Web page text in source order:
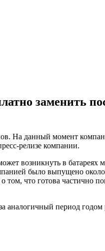
заменить
На данный момент
релизе компании.
возникнуть в батареях
было выпущено
что готова частично
аналогичный период